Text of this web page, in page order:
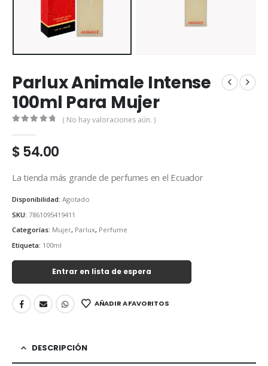
Parlux Animale Intense
100ml Para Mujer
( No hay valoraciones aún. )
$54.00
La tienda más grande de perfumes en el Ecuador
Disponibilidad: Agotado
SKU: 7861095419411
Categorías: Mujer, Parlux, Perfume
Etiqueta: 100ml
Entrar en lista de espera
AÑADIR A FAVORITOS
DESCRIPCIÓN